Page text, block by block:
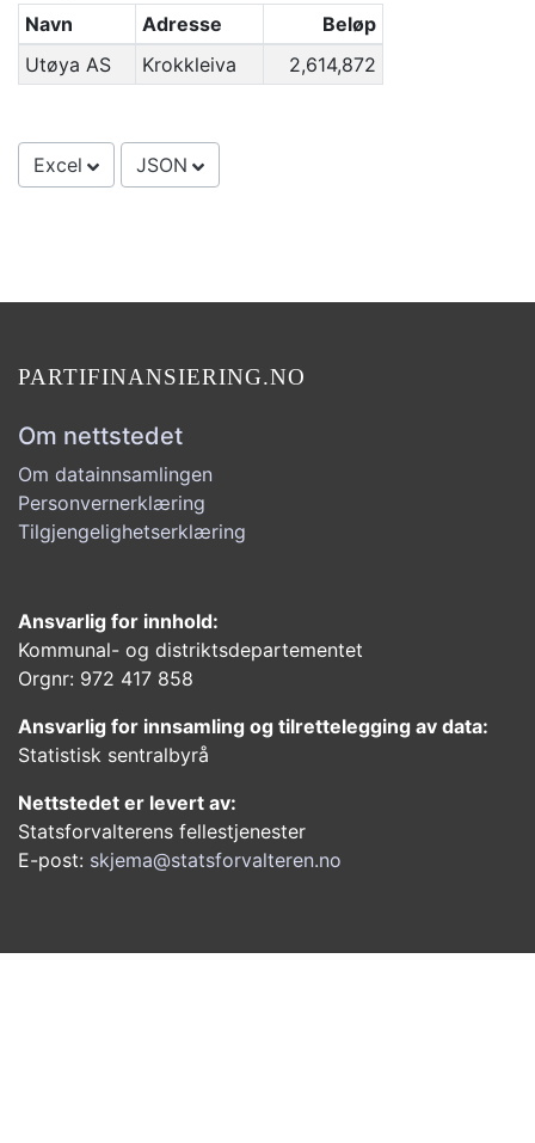
Navn Adresse
Beløp
Utøya AS
Krokkleiva 2,614,872
Excel JSON
PARTIFINANSIERING.NO
Om nettstedet
Om datainnsamlingen
Personvernerklæring
Tilgjengelighetserklæring
Ansvarlig for innhold:
Kommunal- og distriktsdepartementet
Orgnr: 972 417 858
Ansvarlig for innsamling og tilrettelegging av data:
Statistisk sentralbyrå
Nettstedet er levert av:
Statsforvalterens fellestjenester
E-post: skjema@statsforvalteren.no